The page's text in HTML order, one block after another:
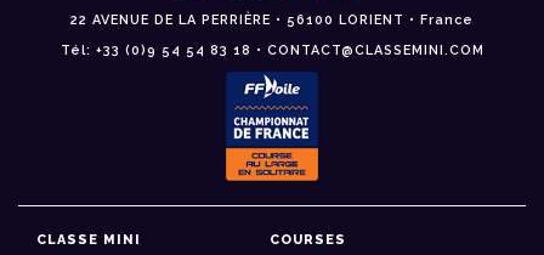
22 AVENUE DE LA PERRIÈRE • 56100 LORIENT • France
Tél: +33 (0)9 54 54 83 18 • CONTACT@CLASSEMINI.COM
CLASSE MINI COURSES